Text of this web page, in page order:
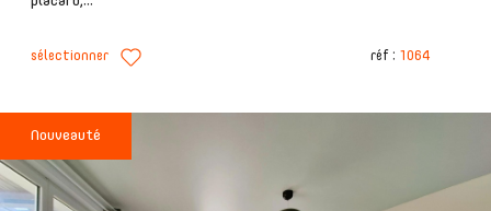
sélectionner réf : 1064
Nouveauté